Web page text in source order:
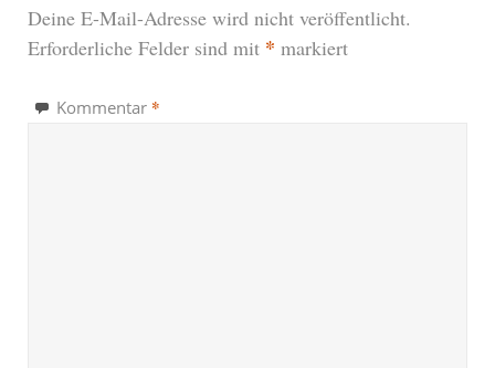
Deine E-Mail-Adresse wird nicht veröffentlicht.
Erforderliche Felder sind mit * markiert
Kommentar *